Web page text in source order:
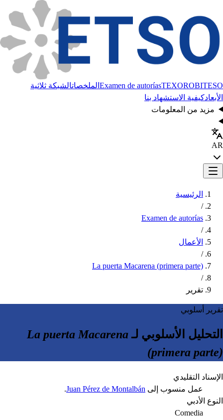
Examen de autoríasTEXOROBITESO الملخصاتالشبكة ثلاثية
الأبعادكيفية الاستشهاد بنا
مزيد من المعلومات
AR
الرئيسية
/
Examen de autorías
/
الأعمال
/
La puerta Macarena (primera parte)
/
تقرير
تقرير أسلوبي
التحليل الأسلوبي لـLa puerta Macarena
(primera parte)
الإسناد التقليدي
عمل منسوب إلى Juan Pérez de Montalbán
.
النوع الأدبي
Comedia